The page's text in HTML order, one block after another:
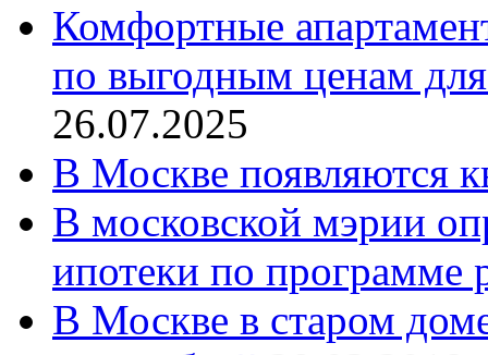
Комфортные
по выгодным ценам
26.07.2025
В Москве появляются
В московской мэрии
ипотеки по программе
В Москве в старом